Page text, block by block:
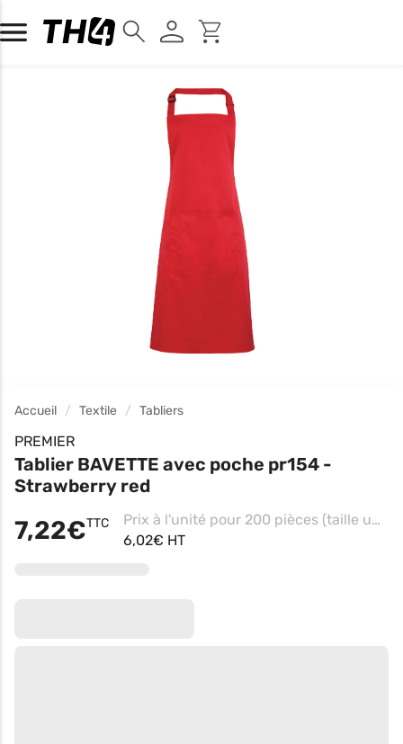
Accueil Textile Tabliers
PREMIER
Tablier BAVETTE avec poche pr154 -
Strawberry red
7,22€TTC
Prix à l'unité pour 200 pièces (taille unique - Pink)
6,02€ HT